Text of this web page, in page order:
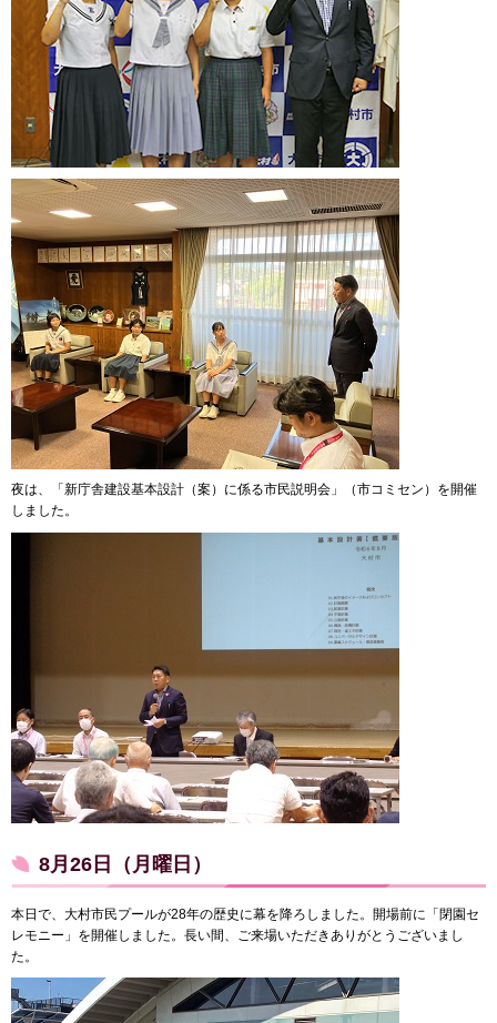
夜は、「新庁舎建設基本設計（案）に係る市民説明会」（市コミセン）を開催
しました。
8月26日（月曜日）
本日で、大村市民プールが28年の歴史に幕を降ろしました。開場前に「閉園セ
レモニー」を開催しました。長い間、ご来場いただきありがとうございまし
た。